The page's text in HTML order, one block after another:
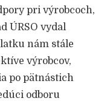
pri výrobcoch,
ÚRSO vydal
nám stále
výrobcov,
po pätnástich
odboru